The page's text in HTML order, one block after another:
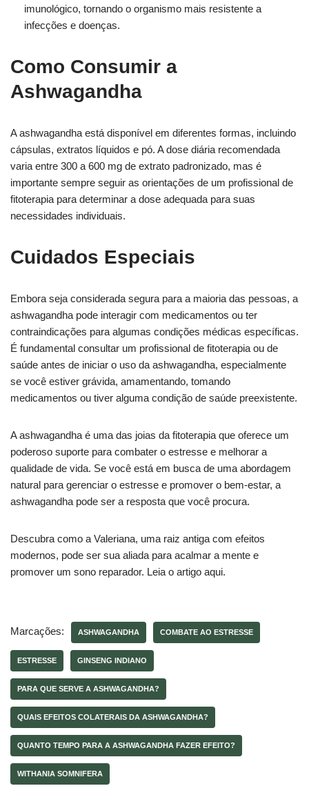
imunológico, tornando o organismo mais resistente a
infecções e doenças.
Como Consumir a
Ashwagandha
A ashwagandha está disponível em diferentes formas, incluindo
cápsulas, extratos líquidos e pó. A dose diária recomendada
varia entre 300 a 600 mg de extrato padronizado, mas é
importante sempre seguir as orientações de um profissional de
fitoterapia para determinar a dose adequada para suas
necessidades individuais.
Cuidados Especiais
Embora seja considerada segura para a maioria das pessoas, a
ashwagandha pode interagir com medicamentos ou ter
contraindicações para algumas condições médicas específicas.
É fundamental consultar um profissional de fitoterapia ou de
saúde antes de iniciar o uso da ashwagandha, especialmente
se você estiver grávida, amamentando, tomando
medicamentos ou tiver alguma condição de saúde preexistente.
A ashwagandha é uma das joias da fitoterapia que oferece um
poderoso suporte para combater o estresse e melhorar a
qualidade de vida. Se você está em busca de uma abordagem
natural para gerenciar o estresse e promover o bem-estar, a
ashwagandha pode ser a resposta que você procura.
Descubra como a Valeriana, uma raiz antiga com efeitos
modernos, pode ser sua aliada para acalmar a mente e
promover um sono reparador. Leia o artigo aqui.
Marcações: ASHWAGANDHA COMBATE AO ESTRESSE
ESTRESSE GINSENG INDIANO
PARA QUE SERVE A ASHWAGANDHA?
QUAIS EFEITOS COLATERAIS DA ASHWAGANDHA?
QUANTO TEMPO PARA A ASHWAGANDHA FAZER EFEITO?
WITHANIA SOMNIFERA